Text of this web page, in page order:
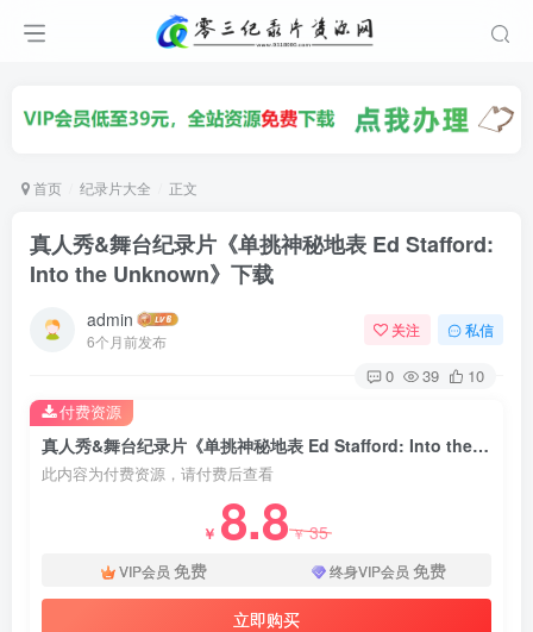
首页 纪录片大全 正文
真人秀&舞台纪录片《单挑神秘地表 Ed Stafford:
Into the Unknown》下载
admin
6个月前发布
关注 私信
0 39 10
真人秀&舞台纪录片《单挑神秘地表 Ed Stafford: Into the Unknown》下载
此内容为付费资源，请付费后查看
￥ 8.8￥35
VIP会员 免费 终身VIP会员 免费
立即购买
付费资源